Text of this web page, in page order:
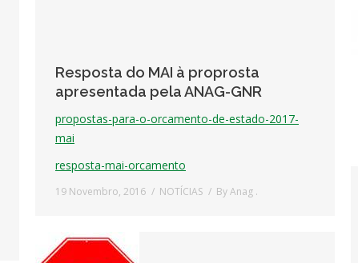
Resposta do MAI à proprosta
apresentada pela ANAG-GNR
propostas-para-o-orcamento-de-estado-2017-
mai
resposta-mai-orcamento
19 Novembro, 2016 NOTÍCIAS ByAnag .